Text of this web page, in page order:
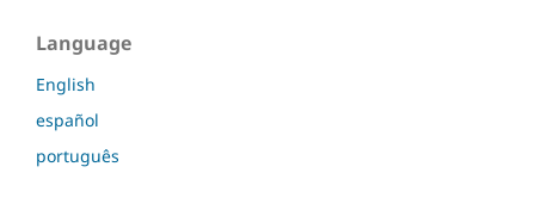
Language
English
español
português